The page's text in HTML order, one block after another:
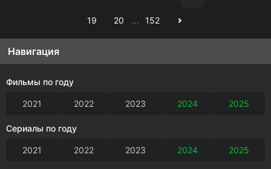
19 20 ... 152
Навигация
Фильмы по году
2021 2022 2023 2024 2025
Сериалы по году
2021 2022 2023 2024 2025